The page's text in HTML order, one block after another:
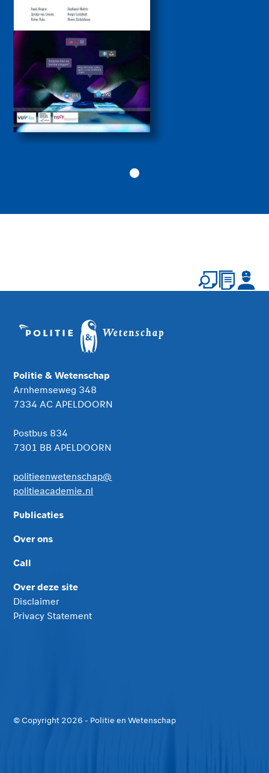
drugs- en
geweldscriminaliteit
2026
Politiekunde
Politiekunde
Politie & Wetenschap
Arnhemseweg 348
7334 AC APELDOORN
Postbus 834
7301 BB APELDOORN
politieenwetenschap@
politieacademie.nl
Publicaties
Over ons
Call
Over deze site
Disclaimer
Privacy Statement
© Copyright 2026 - Politie en Wetenschap